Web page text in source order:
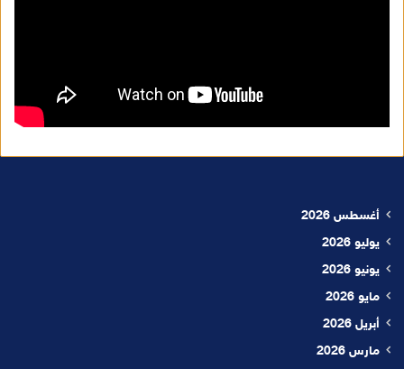
أغسطس 2026
يوليو 2026
يونيو 2026
مايو 2026
أبريل 2026
مارس 2026